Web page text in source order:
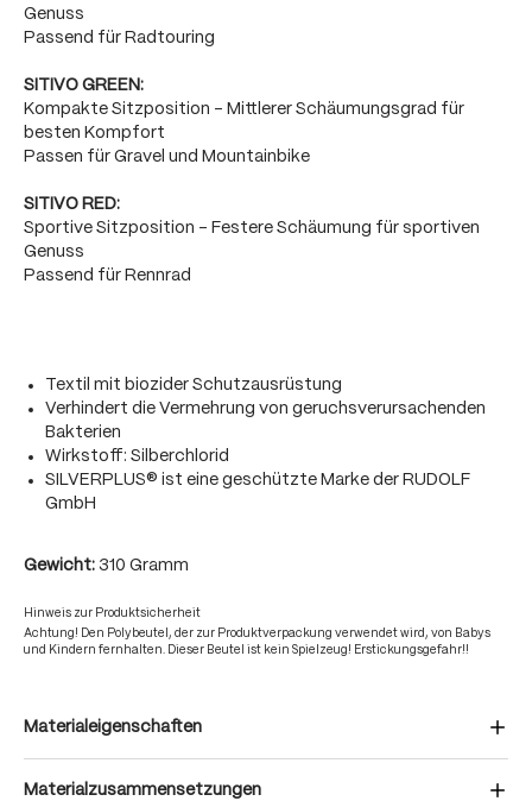
Genuss
Passend für Radtouring
SITIVO GREEN:
Kompakte Sitzposition - Mittlerer Schäumungsgrad für
besten Kompfort
Passen für Gravel und Mountainbike
SITIVO RED:
Sportive Sitzposition - Festere Schäumung für sportiven
Genuss
Passend für Rennrad
Textil mit biozider Schutzausrüstung
Verhindert die Vermehrung von geruchsverursachenden
Bakterien
Wirkstoff: Silberchlorid
SILVERPLUS® ist eine geschützte Marke der RUDOLF
GmbH
Gewicht: 310 Gramm
Hinweis zur Produktsicherheit
Achtung! Den Polybeutel, der zur Produktverpackung verwendet wird, von Babys
und Kindern fernhalten. Dieser Beutel ist kein Spielzeug! Erstickungsgefahr!!
Materialeigenschaften
Materialzusammensetzungen